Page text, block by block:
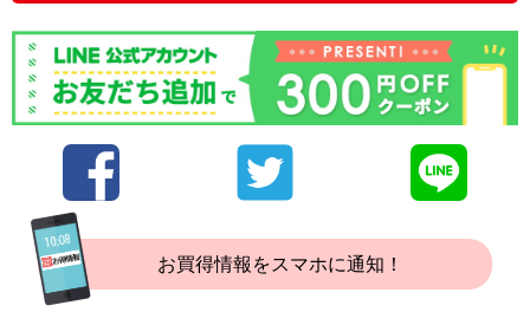
お買得情報をスマホに通知！